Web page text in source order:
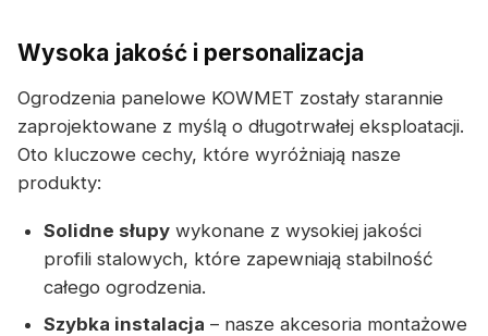
Wysoka jakość i personalizacja
Ogrodzenia panelowe KOWMET zostały starannie
zaprojektowane z myślą o długotrwałej eksploatacji.
Oto kluczowe cechy, które wyróżniają nasze
produkty:
Solidne słupy wykonane z wysokiej jakości
profili stalowych, które zapewniają stabilność
całego ogrodzenia.
Szybka instalacja – nasze akcesoria montażowe